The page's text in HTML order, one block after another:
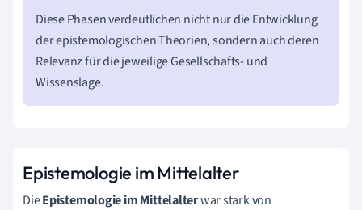
Diese Phasen verdeutlichen nicht nur die Entwicklung
der epistemologischen Theorien, sondern auch deren
Relevanz für die jeweilige Gesellschafts- und
Wissenslage.
Epistemologie im Mittelalter
DieEpistemologie im Mittelalterwar stark von